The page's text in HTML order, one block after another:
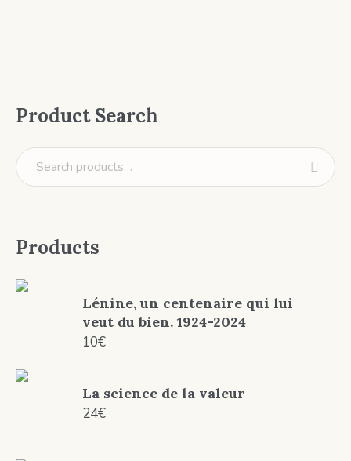
Product Search
Products
Lénine, un centenaire qui lui
veut du bien. 1924-2024
10€
La science de la valeur
24€